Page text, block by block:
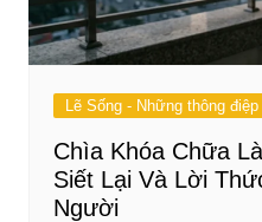
Lẽ Sống - Những thông
Chìa Khóa Chữa
Siết Lại Và Lời
Người